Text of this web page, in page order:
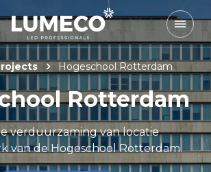
Hogeschool Rotterdam
Rotterdam
verduurzaming van locatie
van de Hogeschool Rotterdam.